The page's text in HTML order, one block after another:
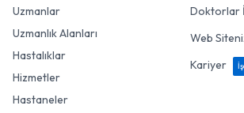
Uzmanlar
Uzmanlık Alanları
Hastalıklar
Hizmetler
Hastaneler
Doktorlar
Web
Kariyer